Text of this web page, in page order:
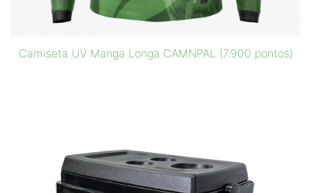
Camiseta UV Manga Longa CAMNPAL (7.900 pontos)